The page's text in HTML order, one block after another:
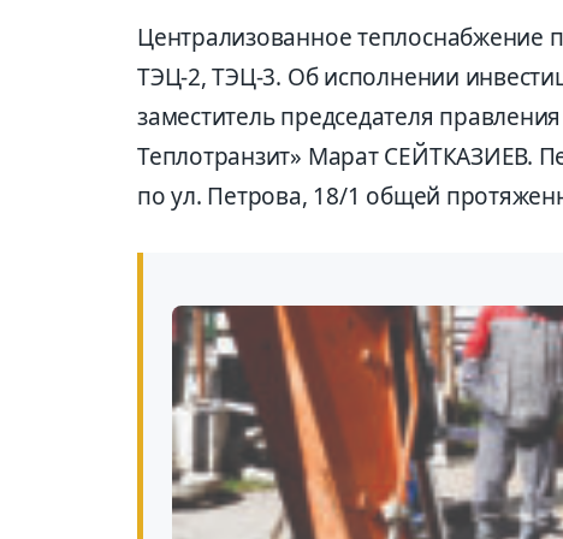
Централизованное теплоснабжение
ТЭЦ-2, ТЭЦ-3. Об исполнении
заместитель председателя
Теплотранзит» Марат СЕЙТКАЗИЕВ.
по ул. Петрова, 18/1 общей